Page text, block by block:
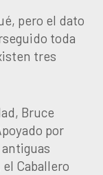
pero el dato
toda
tres
Bruce
por
Caballero